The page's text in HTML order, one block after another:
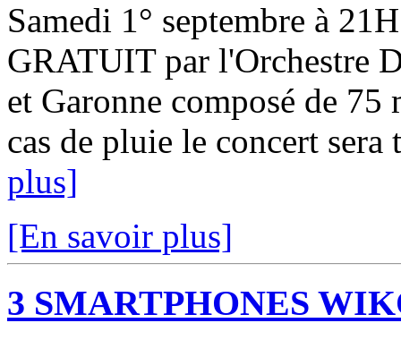
Samedi 1° septembre à
GRATUIT par l'Orchestre
et Garonne composé de
cas de pluie le concert sera
plus]
[En savoir plus]
3 SMARTPHONES